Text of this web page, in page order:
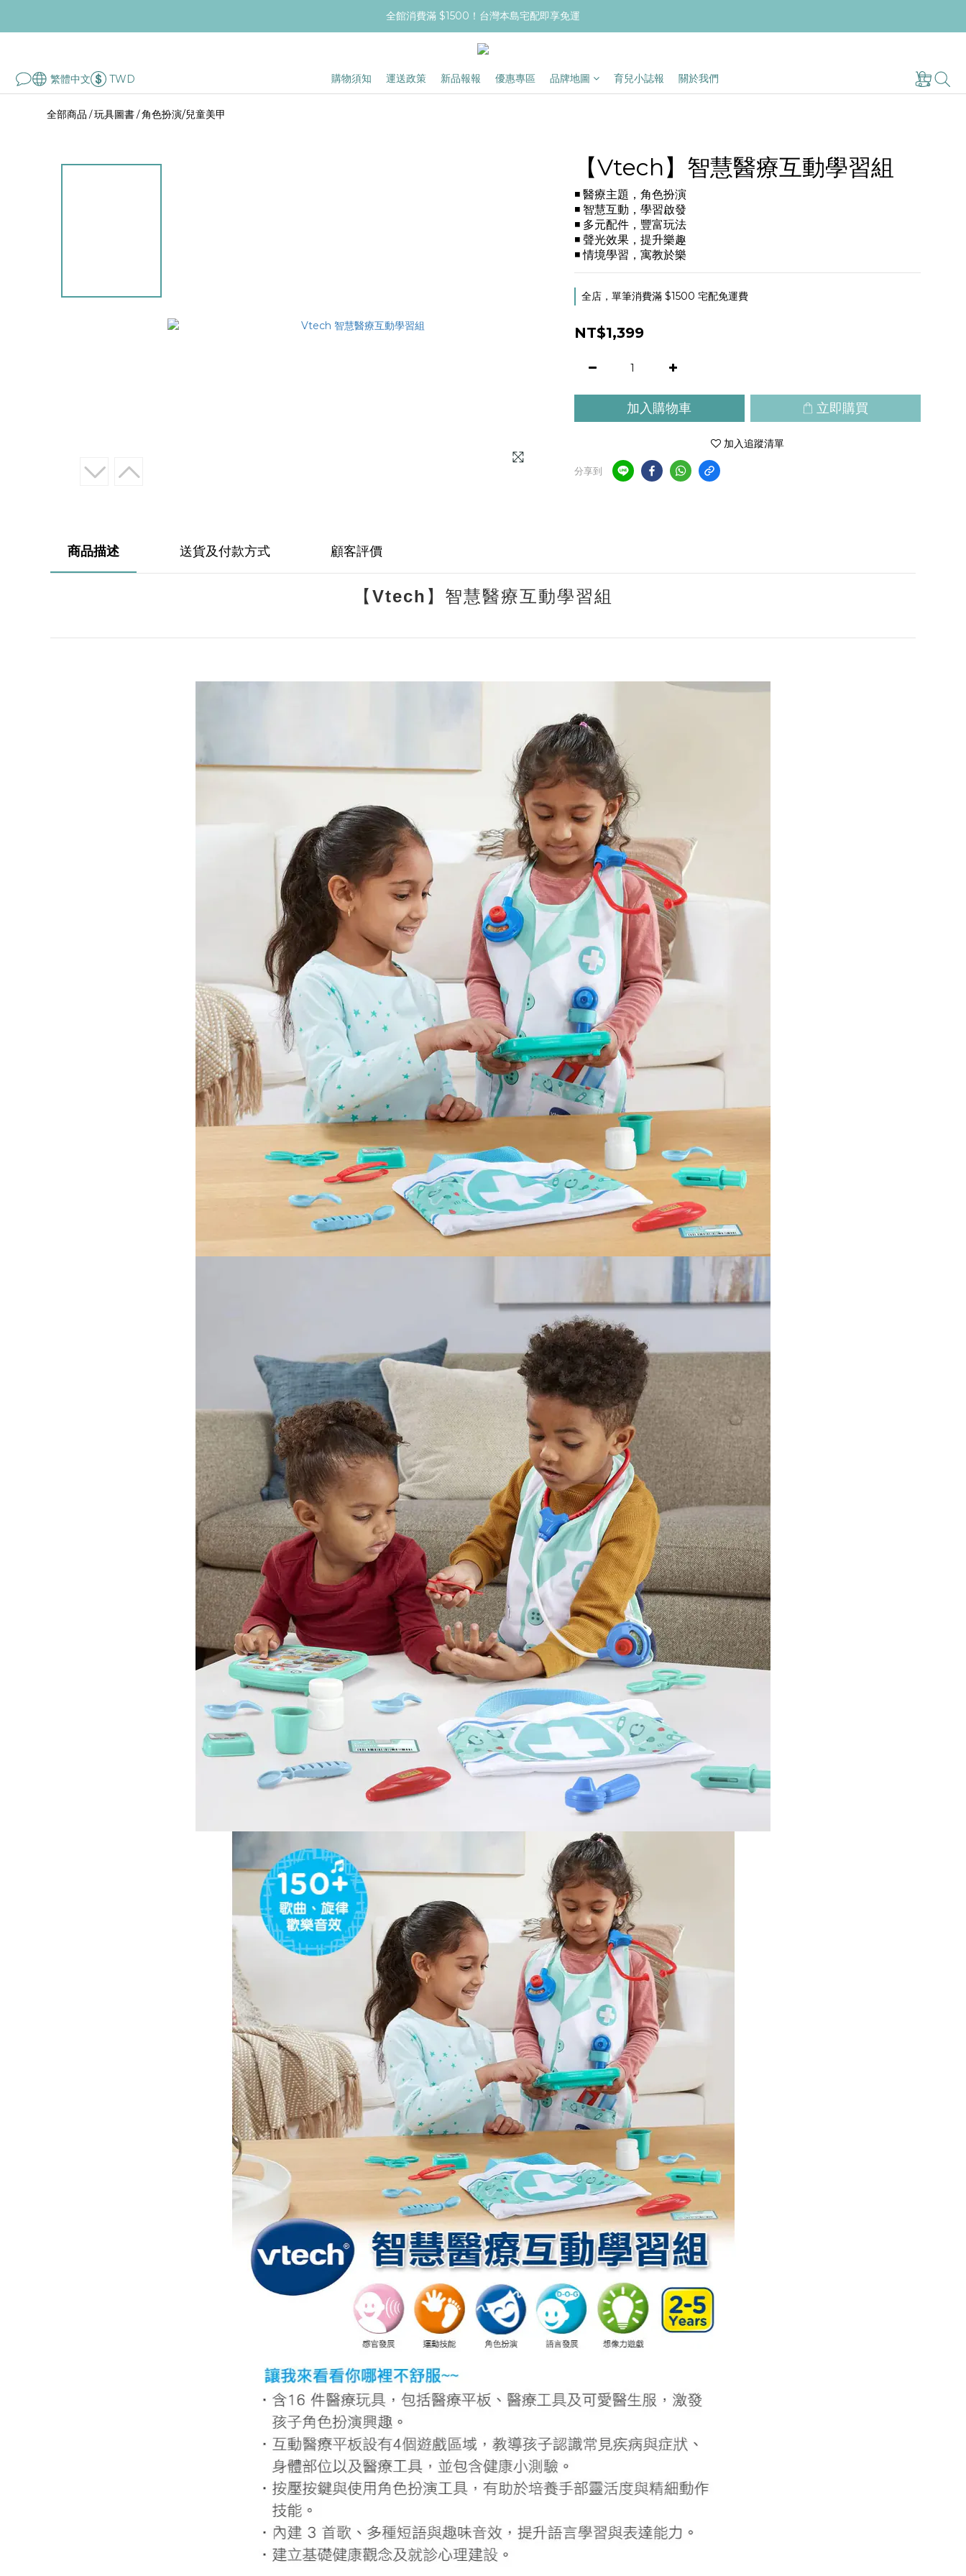
全館消費滿 $1500！台灣本島宅配即享免運
繁體中文 TWD 購物須知 運送政策 新品報報 優惠專區 品牌地圖 育兒小誌報 關於我們
全部商品 /玩具圖書/角色扮演/兒童美甲
【Vtech】智慧醫療互動學習組
◾ 醫療主題，角色扮演
◾ 智慧互動，學習啟發
◾ 多元配件，豐富玩法
◾ 聲光效果，提升樂趣
◾ 情境學習，寓教於樂
全店，單筆消費滿 $1500 宅配免運費
NT$1,399
加入購物車 立即購買
加入追蹤清單
分享到
商品描述 送貨及付款方式 顧客評價
【Vtech】智慧醫療互動學習組